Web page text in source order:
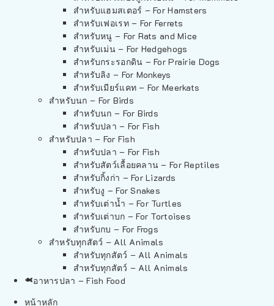
สำหรับแฮมสเตอร์ – For Hamsters
สำหรับเฟอเรท – For Ferrets
สำหรับหนู – For Rats and Mice
สำหรับเม่น – For Hedgehogs
สำหรับกระรอกดิน – For Prairie Dogs
สำหรับลิง – For Monkeys
สำหรับเมียร์แคท – For Meerkats
สำหรับนก – For Birds
สำหรับนก – For Birds
สำหรับปลา – For Fish
สำหรับปลา – For Fish
สำหรับปลา – For Fish
สำหรับสัตว์เลื้อยคลาน – For Reptiles
สำหรับกิ้งก่า – For Lizards
สำหรับงู – For Snakes
สำหรับเต่าน้ำ – For Turtles
สำหรับเต่าบก – For Tortoises
สำหรับกบ – For Frogs
สำหรับทุกสัตว์ – All Animals
สำหรับทุกสัตว์ – All Animals
สำหรับทุกสัตว์ – All Animals
อาหารปลา – Fish Food
หน้าหลัก